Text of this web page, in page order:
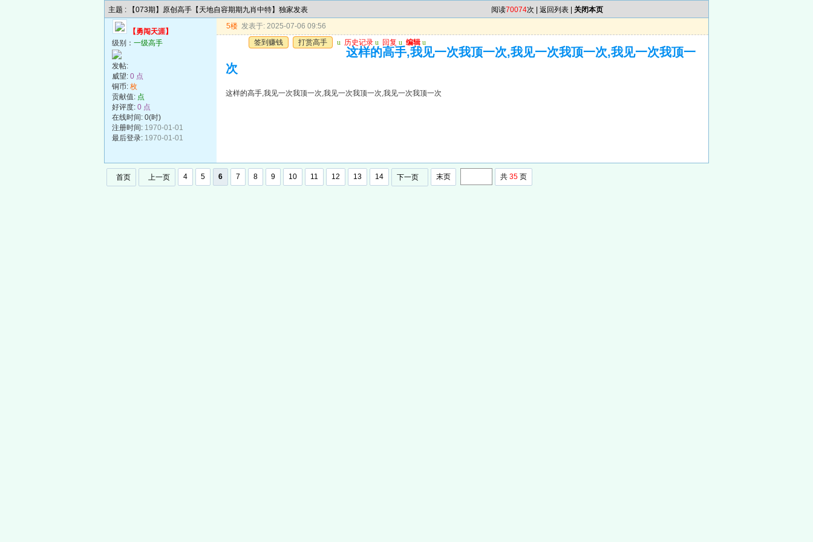
主题 : 【073期】原创高手【天地自容期期九肖中特】独家发表 阅读70074次 | 返回列表 关闭本页
【勇闯天涯】
级别： 一级高手
发帖:
威望: 0 点
铜币: 枚
贡献值: 点
好评度: 0 点
在线时间: 0(时)
注册时间: 1970-01-01
最后登录: 1970-01-01
5楼 发表于: 2025-07-06 09:56
签到赚钱
打赏高手 u 历史记录 u 回复 u 编辑 u
这样的高手,我见一次我顶一次,我见一次我顶一次,我见一次我顶一
次
这样的高手,我见一次我顶一次,我见一次我顶一次,我见一次我顶一次
首页 上一页 4 5 6 7 8 9 10 11 12 13 14 下一页 末页 共 35 页